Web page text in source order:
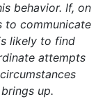
behavior. If, on
to communicate
likely to find
attempts
up.